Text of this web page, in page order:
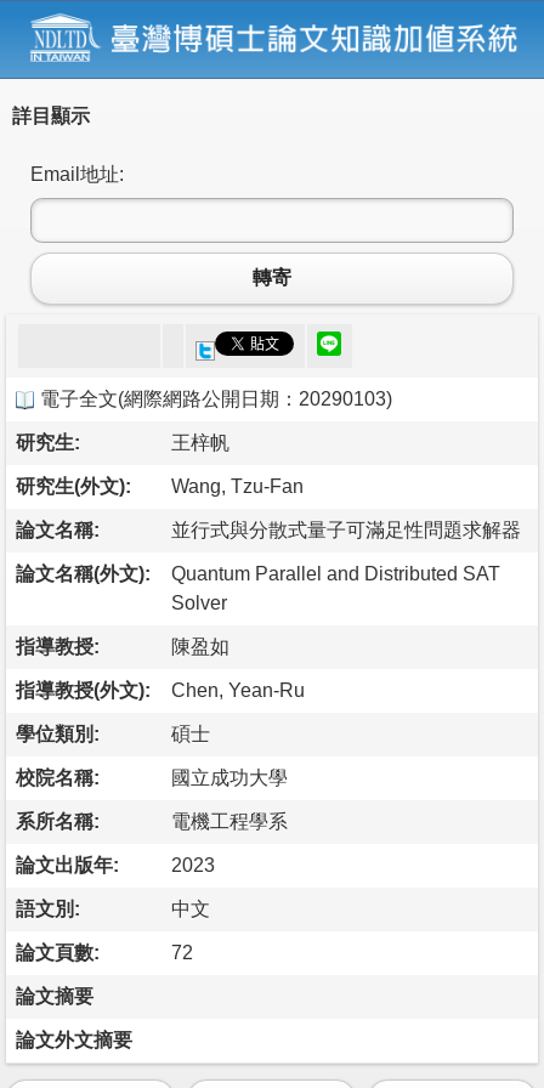
詳目顯示
Email地址:
轉寄
電子全文(網際網路公開日期：20290103)
研究生: 王梓帆
研究生(外文): Wang, Tzu-Fan
論文名稱: 並行式與分散式量子可滿足性問題求解器
論文名稱(外文):
Quantum Parallel and Distributed SAT
Solver
指導教授: 陳盈如
指導教授(外文): Chen, Yean-Ru
學位類別: 碩士
校院名稱: 國立成功大學
系所名稱: 電機工程學系
論文出版年: 2023
語文別: 中文
論文頁數: 72
論文摘要
論文外文摘要